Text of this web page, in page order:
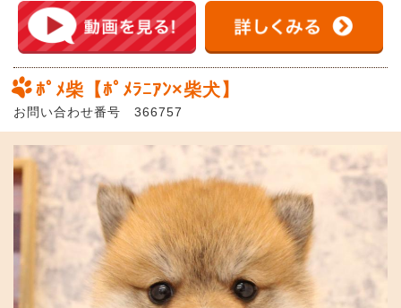
ﾎﾟﾒ柴【ﾎﾟﾒﾗﾆｱﾝ×柴犬】
お問い合わせ番号 366757